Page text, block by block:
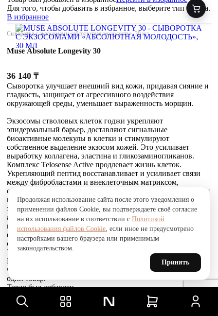
Для того, чтобы добавить в избранное, выберите тип товара.
В избранное
Сыворотка с экзосомами «абсолютная молодость», 30 мл
Muse Absolute Longevity 30
36 140 ₸
Сыворотка улучшает внешний вид кожи, придавая сияние и
гладкость, защищает от агрессивного воздействия
окружающей среды, уменьшает выраженность морщин.
Экзосомы стволовых клеток годжи укрепляют
эпидермальный барьер, доставляют сигнальные
биоактивные молекулы в клетки и стимулируют
собственное выделение экзосом кожей. Это усиливает
выработку коллагена, эластина и гликозаминогликанов.
Комплекс Telosense Active продлевает жизнь клеток.
Укрепляющий пептид восстанавливает и усиливает связи
между фибробластами и внеклеточным матриксом,
стимулирует выработку коллагена I и VI типов, обеспечивая
прочное соединение эпидермиса и дермы, что приводит к
заметному сокращению морщин. Стволовые клетки
альпийской розы защищают, поддерживают и
восстанавливают устойчивость кожи к агрессивным
факторам окружающей среды и преждевременному
старению, улучшают барьерные свойства.
Товар был добавлен
В СРАВНЕНИЕ
чтобы посмотреть список сравнение, добавьте хотя бы ещё
один товар.
Товар был добавлен
в сравнение
Сравнить
Продолжая использование сайта после этого уведомления о
применении файлов Cookie, вы подтверждаете своё согласие
на их использование в соответствии с Политикой
использования файлов Cookie, если иное не предусмотрено
настройками вашего браузера или применимым
законодательством.
Принять